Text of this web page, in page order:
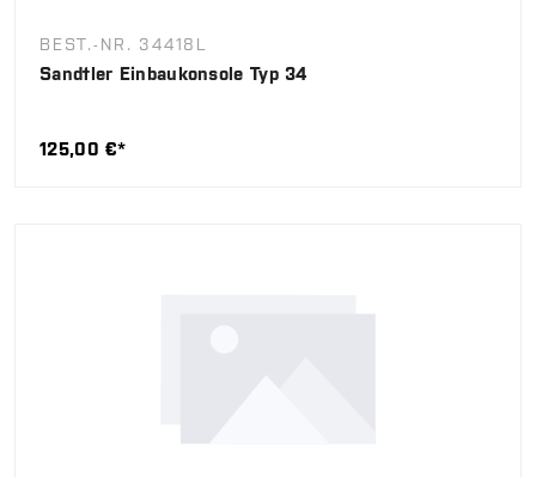
BEST.-NR. 34418L
Sandtler Einbaukonsole Typ 34
125,00 €*